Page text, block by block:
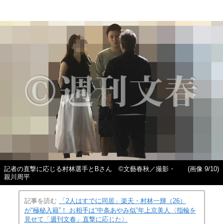
記者の直撃に応じる村林選手とBさん ©文藝春秋／撮影・
親川周平
(画像 9/10)
記事を読む
「2人はすでに同居」楽天・村林一輝（26）
が“極秘入籍”！ お相手は“中条あやみ似”年上京美人〈指輪を
見せて「週刊文春」直撃に応じた〉